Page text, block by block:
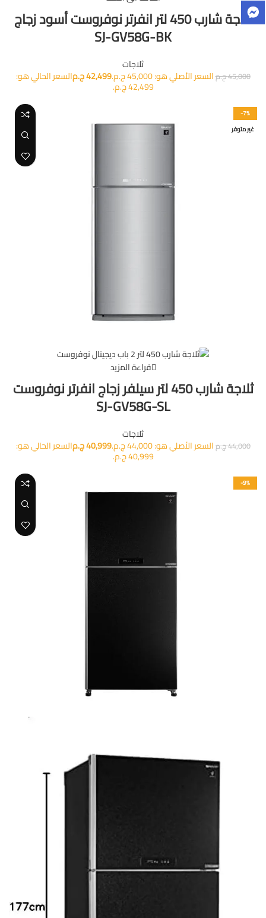
ثلاجة شارب 450 لتر انفرتر نوفروست أسود زجاج
SJ-GV58G-BK
ثلاجات
45,000ج.مالسعر الأصلي هو: 45,000 ج.م. 42,499ج.مالسعر الحالي هو:
42,499 ج.م.
-7%
غير متوفر
قراءة المزيد
ثلاجة شارب 450 لتر سيلفر زجاج انفرتر نوفروست
SJ-GV58G-SL
ثلاجات
44,000ج.مالسعر الأصلي هو: 44,000 ج.م. 40,999ج.مالسعر الحالي هو:
40,999 ج.م.
-9%